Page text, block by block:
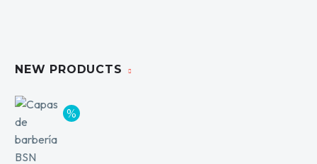
NEW PRODUCTS